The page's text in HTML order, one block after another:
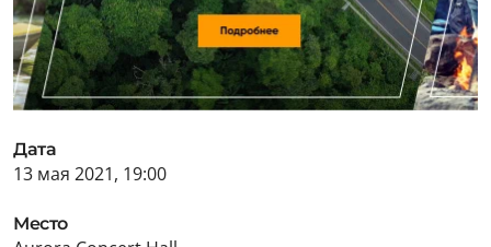
Дата
13 мая 2021, 19:00
Место